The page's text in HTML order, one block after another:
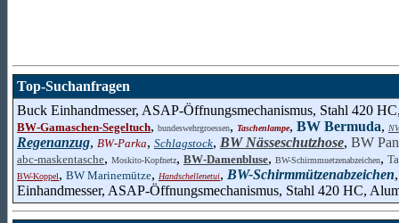
Top-Suchanfragen
Buck Einhandmesser, ASAP-Öffnungsmechanismus, Stahl 420
BW-Gamaschen-Segeltuch, bundeswehrgroessen, Taschenlampe, BW Bermuda,
Regenanzug, BW-Parka, Schlagstock, BW Nässeschutzhose, BW
abc-maskentasche, Moskito-Kopfnetz, BW-Damenbluse, BW-Schirmmuetzenabzeichen,
BW-Koppel, BW Marinemütze, Handschellenetui, BW-Schirmmützenabzeichen
Einhandmesser, ASAP-Öffnungsmechanismus, Stahl 420 HC,